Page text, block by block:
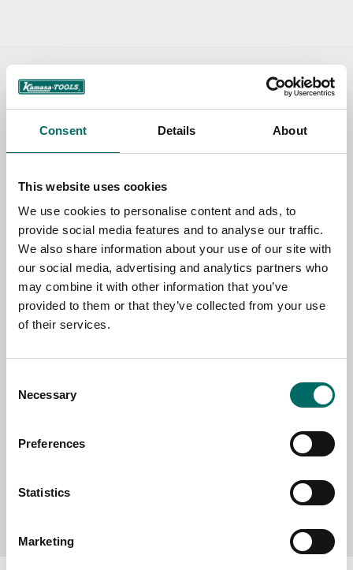
Consent Details About
This website uses cookies
We use cookies to personalise content and ads, to
provide social media features and to analyse our traffic.
We also share information about your use of our site with
our social media, advertising and analytics partners who
may combine it with other information that you’ve
provided to them or that they’ve collected from your use
of their services.
Selection
Necessary
Preferences
Statistics
Marketing
Contact us
NAME
EMAIL
SELECT COUNTRY